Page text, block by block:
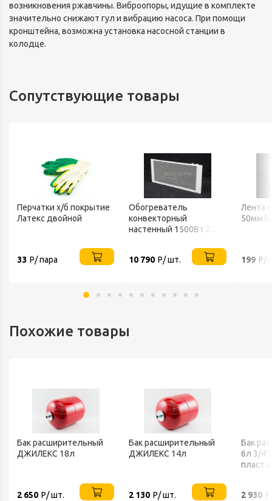
возникновения ржавчины. Виброопоры, идущие в комплекте
значительно снижают гул и вибрацию насоса. При помощи
кронштейна, возможна установка насосной станции в
колодце.
Сопутствующие товары
Перчатки х/б покрытие
Латекс двойной
33 Р/ пара
Обогреватель
конвекторный
настенный 1500Вт 220В
10 790 Р/ шт.
Лента
199 Р/
Похожие товары
Бак расширительный
ДЖИЛЕКС 18л
2 650 Р/ шт.
Бак расширительный
ДЖИЛЕКС 14л
2 130 Р/ шт.
Бак
6л 3/4"
2 930